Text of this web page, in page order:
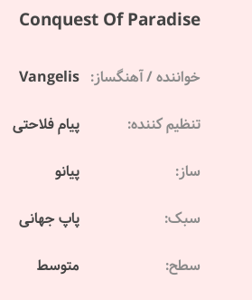
Conquest Of Paradise
خواننده / آهنگساز: Vangelis
تنظیم کننده: پیام فلاحتی
ساز: پیانو
سبک: پاپ جهانی
سطح: متوسط